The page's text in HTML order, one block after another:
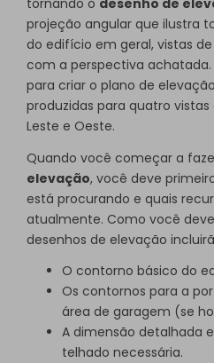
projeção angular que ilustra
do edifício em geral, vistas
com a perspectiva
para criar o plano de
produzidas para quatro vistas
Leste e Oeste.
Quando você começar a
elevação, você deve
está procurando e quais
atualmente. Como você
desenhos de elevação
O contorno básico do
Os contornos para a
área de garagem (se
A dimensão detalhada
telhado necessária.